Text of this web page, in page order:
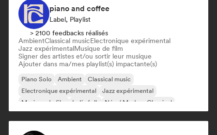
piano and coffee
Label, Playlist
> 2100 feedbacks réalisés
AmbientClassical musicElectronique expérimental
Jazz expérimentalMusique de film
Signer des artistes et/ou sortir leur musique
Ajouter dans ma/mes playlist(s) impactante(s)
Piano Solo Ambient
Classical music
Electronique expérimental
Jazz expérimental
Musique de film
Indie folk Néo / Modern Classical